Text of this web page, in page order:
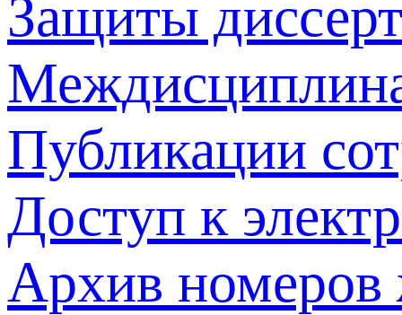
Защиты
Публикации
Доступ к
Архив номеров